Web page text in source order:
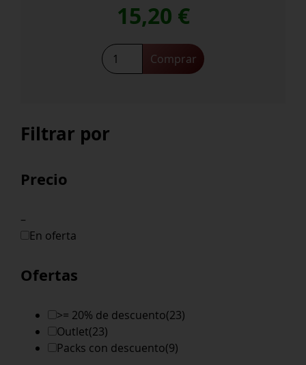
15,20 €
Atteca
cantidad
Comprar
Filtrar por
Precio
–
En oferta
Ofertas
>= 20% de descuento(23)
Outlet(23)
Packs con descuento(9)